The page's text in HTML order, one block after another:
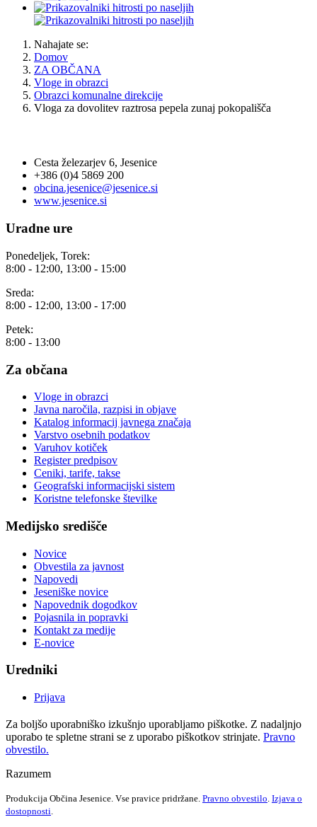
Nahajate se:
Domov
ZA OBČANA
Vloge in obrazci
Obrazci komunalne direkcije
Vloga za dovolitev raztrosa pepela zunaj pokopališča
Cesta železarjev 6, Jesenice
+386 (0)4 5869 200
obcina.jesenice@jesenice.si
www.jesenice.si
Uradne ure
Ponedeljek, Torek:
8:00 - 12:00, 13:00 - 15:00
Sreda:
8:00 - 12:00, 13:00 - 17:00
Petek:
8:00 - 13:00
Za občana
Vloge in obrazci
Javna naročila, razpisi in objave
Katalog informacij javnega značaja
Varstvo osebnih podatkov
Varuhov kotiček
Register predpisov
Ceniki, tarife, takse
Geografski informacijski sistem
Koristne telefonske številke
Medijsko središče
Novice
Obvestila za javnost
Napovedi
Jeseniške novice
Napovednik dogodkov
Pojasnila in popravki
Kontakt za medije
E-novice
Uredniki
Prijava
Za boljšo uporabniško izkušnjo uporabljamo piškotke. Z nadaljnjo
uporabo te spletne strani se z uporabo piškotkov strinjate. Pravno
obvestilo.
Razumem
Produkcija Občina Jesenice. Vse pravice pridržane. Pravno obvestilo. Izjava o
dostopnosti.